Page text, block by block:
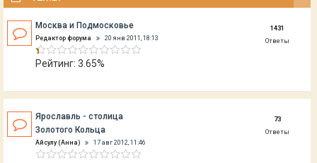
Москва и Подмосковье
Редактор форума 20 янв 2011, 18:13
Рейтинг: 3.65%
1431
Ответы
Ярославль - столица
Золотого Кольца
Айсулу (Анна) 17 авг 2012, 11:46
73
Ответы